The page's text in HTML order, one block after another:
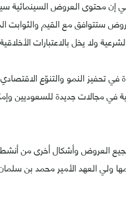
إن محتوى العروض السينمائية
ستتوافق مع القيم والثوابت
ولا يخل بالاعتبارات
تحفيز النمو والتنوّع
في مجالات جديدة للسعوديين
العروض وأشكال أخرى من أنشطة
ولي العهد الأمير محمد بن